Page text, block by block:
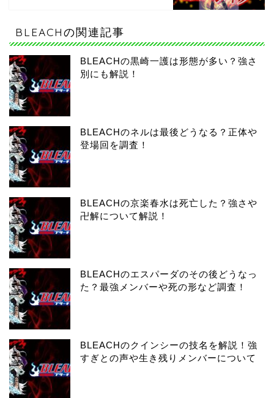
BLEACHの関連記事
BLEACHの黒崎一護は形態が多い？強さ
別にも解説！
BLEACHのネルは最後どうなる？正体や
登場回を調査！
BLEACHの京楽春水は死亡した？強さや
卍解について解説！
BLEACHのエスパーダのその後どうなっ
た？最強メンバーや死の形など調査！
BLEACHのクインシーの技名を解説！強
すぎとの声や生き残りメンバーについて